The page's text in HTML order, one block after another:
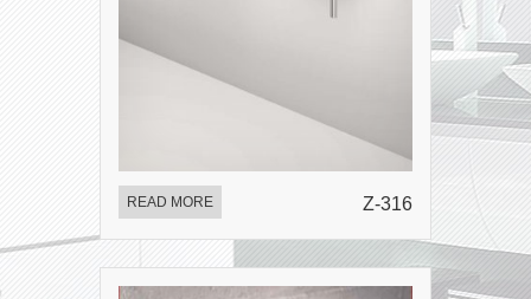
Z-316
READ MORE